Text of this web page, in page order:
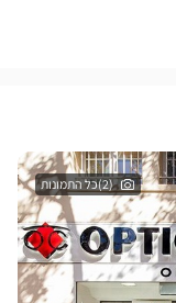
(2)כל התמונות